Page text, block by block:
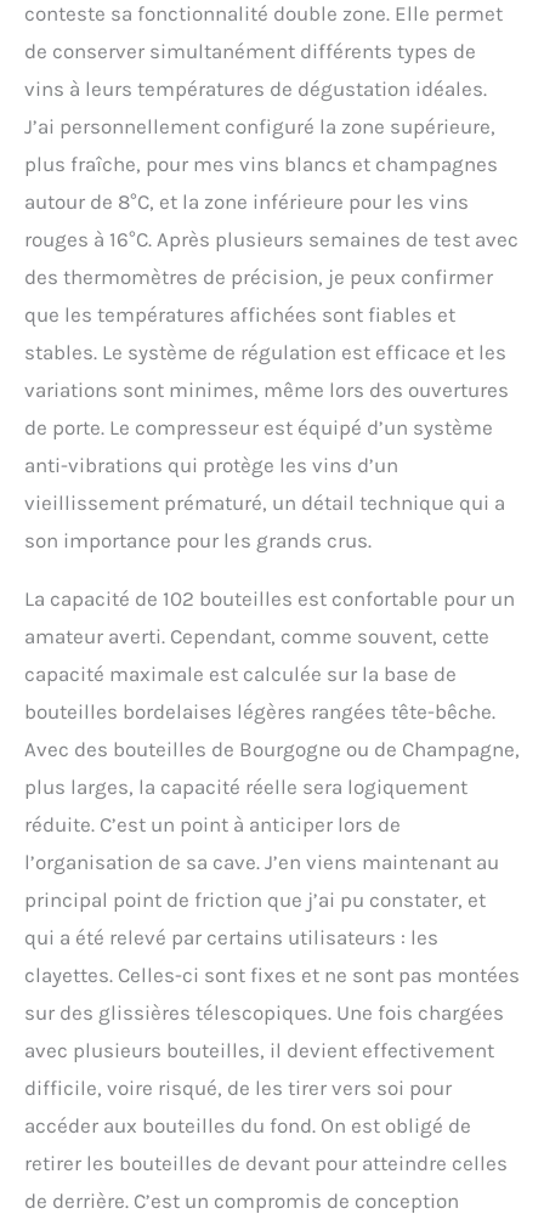
conteste sa fonctionnalité double zone. Elle permet
de conserver simultanément différents types de
vins à leurs températures de dégustation idéales.
J’ai personnellement configuré la zone supérieure,
plus fraîche, pour mes vins blancs et champagnes
autour de 8°C, et la zone inférieure pour les vins
rouges à 16°C. Après plusieurs semaines de test avec
des thermomètres de précision, je peux confirmer
que les températures affichées sont fiables et
stables. Le système de régulation est efficace et les
variations sont minimes, même lors des ouvertures
de porte. Le compresseur est équipé d’un système
anti-vibrations qui protège les vins d’un
vieillissement prématuré, un détail technique qui a
son importance pour les grands crus.
La capacité de 102 bouteilles est confortable pour un
amateur averti. Cependant, comme souvent, cette
capacité maximale est calculée sur la base de
bouteilles bordelaises légères rangées tête-bêche.
Avec des bouteilles de Bourgogne ou de Champagne,
plus larges, la capacité réelle sera logiquement
réduite. C’est un point à anticiper lors de
l’organisation de sa cave. J’en viens maintenant au
principal point de friction que j’ai pu constater, et
qui a été relevé par certains utilisateurs : les
clayettes. Celles-ci sont fixes et ne sont pas montées
sur des glissières télescopiques. Une fois chargées
avec plusieurs bouteilles, il devient effectivement
difficile, voire risqué, de les tirer vers soi pour
accéder aux bouteilles du fond. On est obligé de
retirer les bouteilles de devant pour atteindre celles
de derrière. C’est un compromis de conception